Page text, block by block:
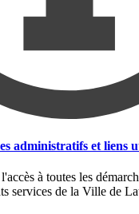
administratifs et liens
à toutes les
services de la Ville de